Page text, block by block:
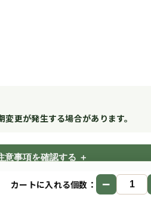
カートに入れる個数： −
更が発生する場合があります。
意事項を確認する